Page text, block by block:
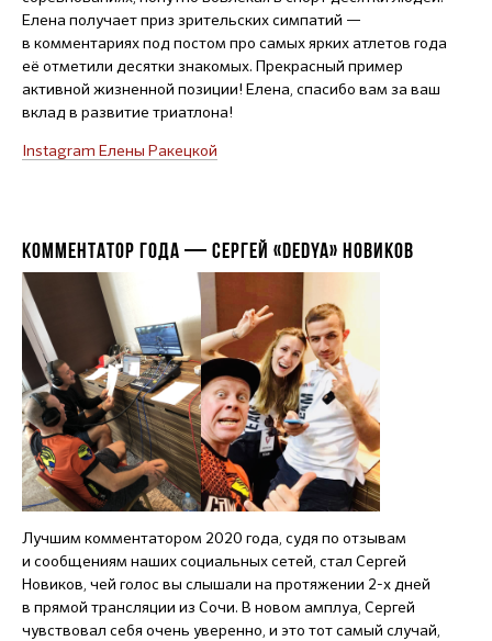
Елена получает приз зрительских симпатий —
в комментариях под постом про самых ярких атлетов года
её отметили десятки знакомых. Прекрасный пример
активной жизненной позиции! Елена, спасибо вам за ваш
вклад в развитие триатлона!
Instagram Елены Ракецкой
КОММЕНТАТОР ГОДА — СЕРГЕЙ «DEDYA» НОВИКОВ
Лучшим комментатором 2020 года, судя по отзывам
и сообщениям наших социальных сетей, стал Сергей
Новиков, чей голос вы слышали на протяжении 2-хдней
в прямой трансляции из Сочи. В новом амплуа, Сергей
чувствовал себя очень уверенно, и это тот самый случай,